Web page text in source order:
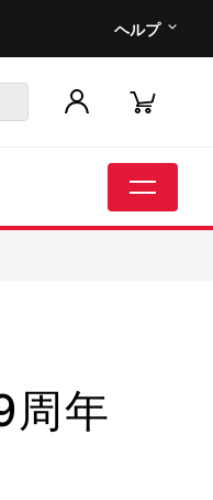
ヘルプ
周年